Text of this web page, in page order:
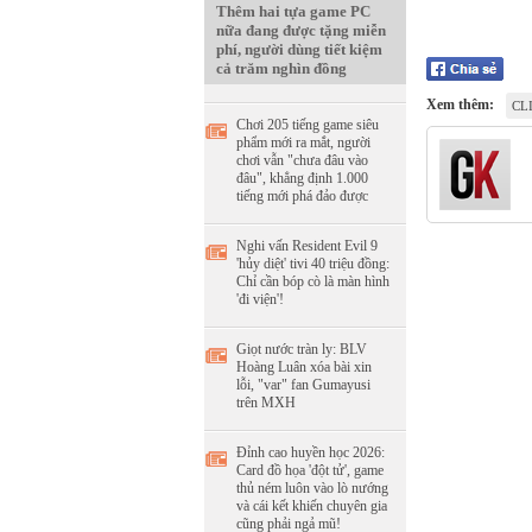
Thêm hai tựa game PC
nữa đang được tặng miễn
phí, người dùng tiết kiệm
cả trăm nghìn đồng
Chơi 205 tiếng game siêu
phẩm mới ra mắt, người
chơi vẫn "chưa đâu vào
đâu", khẳng định 1.000
tiếng mới phá đảo được
Nghi vấn Resident Evil 9
'hủy diệt' tivi 40 triệu đồng:
Chỉ cần bóp cò là màn hình
'đi viện'!
Giọt nước tràn ly: BLV
Hoàng Luân xóa bài xin
lỗi, "var" fan Gumayusi
trên MXH
Đỉnh cao huyền học 2026:
Card đồ họa 'đột tử', game
thủ ném luôn vào lò nướng
và cái kết khiến chuyên gia
cũng phải ngả mũ!
Xem thêm: